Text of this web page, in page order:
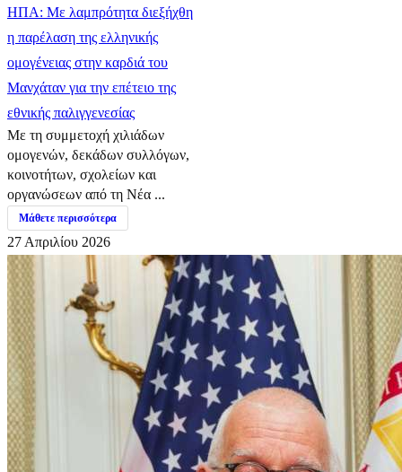
ΗΠΑ: Με λαμπρότητα διεξήχθη
η παρέλαση της ελληνικής
ομογένειας στην καρδιά του
Μανχάταν για την επέτειο της
εθνικής παλιγγενεσίας
Με τη συμμετοχή χιλιάδων
ομογενών, δεκάδων συλλόγων,
κοινοτήτων, σχολείων και
οργανώσεων από τη Νέα ...
Μάθετε περισσότερα
27 Απριλίου 2026